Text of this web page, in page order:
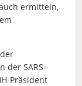
ermitteln,
der SARS-
Präsident